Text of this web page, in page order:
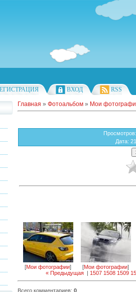
ВХОД RSS
Главная » Фотоальбом » Мои
Просмотров
Дата:
[Мои фотографии] [Мои фотографии]
« Предыдущая| 1507 1508 1509
Всего комментариев: 0